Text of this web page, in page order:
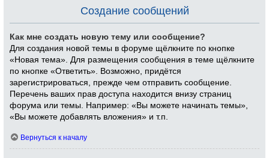
Создание сообщений
Как мне создать новую тему или сообщение?
Для создания новой темы в форуме щёлкните по кнопке
«Новая тема». Для размещения сообщения в теме щёлкните
по кнопке «Ответить». Возможно, придётся
зарегистрироваться, прежде чем отправить сообщение.
Перечень ваших прав доступа находится внизу страниц
форума или темы. Например: «Вы можете начинать темы»,
«Вы можете добавлять вложения» и т.п.
Вернуться к началу